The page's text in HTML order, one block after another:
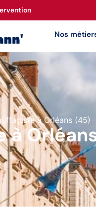
Nos
à Orléans (45)
à